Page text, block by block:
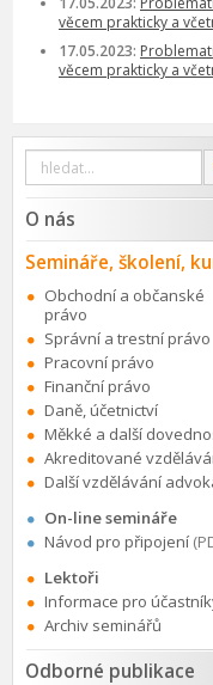
věcem prakticky a
17.05.2023:
věcem prakticky a
Vyhledat
webu
O nás
Semináře, školení,
Obchodní a občanské
právo
Správní a trestní právo
Pracovní právo
Finanční právo
Daně, účetnictví
Měkké a další
Akreditované
Další vzdělávání
On-line semináře
Návod pro připojení
Lektoři
Informace pro
Archiv seminářů
Odborné publikace